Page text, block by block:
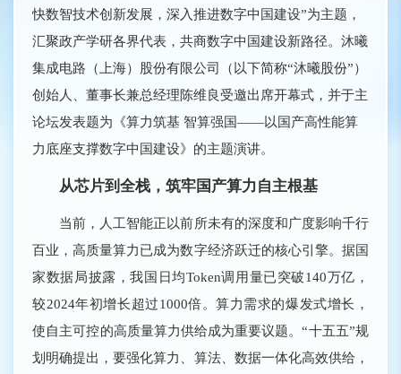
快数智技术创新发展，深入推进数字中国建设”为主题，
汇聚政产学研各界代表，共商数字中国建设新路径。沐曦
集成电路（上海）股份有限公司（以下简称“沐曦股份”）
创始人、董事长兼总经理陈维良受邀出席开幕式，并于主
论坛发表题为《算力筑基 智算强国——以国产高性能算
力底座支撑数字中国建设》的主题演讲。
从芯片到全栈，筑牢国产算力自主根基
当前，人工智能正以前所未有的深度和广度影响千行
百业，高质量算力已成为数字经济跃迁的核心引擎。据国
家数据局披露，我国日均Token调用量已突破140万亿，
较2024年初增长超过1000倍。算力需求的爆发式增长，
使自主可控的高质量算力供给成为重要议题。“十五五”规
划明确提出，要强化算力、算法、数据一体化高效供给，